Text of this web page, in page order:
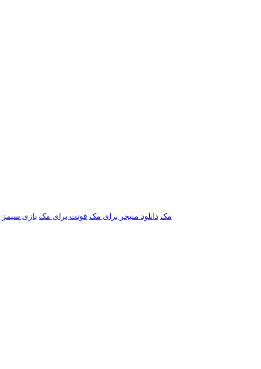
برنامه‌های Adobe مک دانلود منیجر برای مک فونت برای مک بازی سیمز